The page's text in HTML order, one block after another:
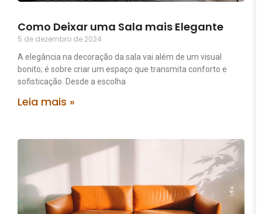
Como Deixar uma Sala mais Elegante
5 de dezembro de 2024
A elegância na decoração da sala vai além de um visual
bonito; é sobre criar um espaço que transmita conforto e
sofisticação. Desde a escolha
Leia mais »